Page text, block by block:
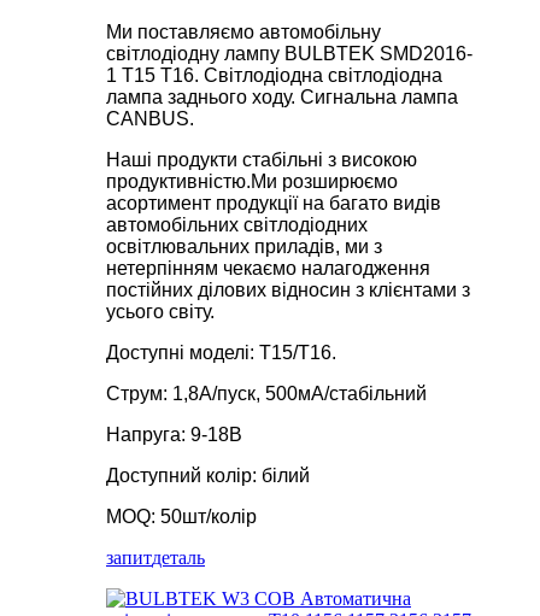
Ми поставляємо автомобільну
світлодіодну лампу BULBTEK SMD2016-
1 T15 T16. Світлодіодна світлодіодна
лампа заднього ходу. Сигнальна лампа
CANBUS.
Наші продукти стабільні з високою
продуктивністю.Ми розширюємо
асортимент продукції на багато видів
автомобільних світлодіодних
освітлювальних приладів, ми з
нетерпінням чекаємо налагодження
постійних ділових відносин з клієнтами з
усього світу.
Доступні моделі: T15/T16.
Струм: 1,8А/пуск, 500мА/стабільний
Напруга: 9-18В
Доступний колір: білий
MOQ: 50шт/колір
запитдеталь